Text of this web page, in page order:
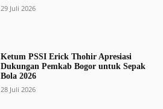
29 Juli 2026
Ketum PSSI Erick Thohir Apresiasi
Dukungan Pemkab Bogor untuk Sepak
Bola 2026
28 Juli 2026